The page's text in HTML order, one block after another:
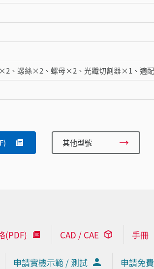
、螺絲×2、螺母×2、光纖切割器×1、適
其他型號
(PDF) CAD / CAE 手冊
申請實機示範 / 測試 申請免